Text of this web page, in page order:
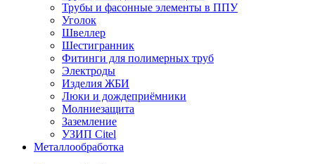
Трубы и фасонные элементы в ППУ
Уголок
Швеллер
Шестигранник
Фитинги для полимерных труб
Электроды
Изделия ЖБИ
Люки и дождеприёмники
Молниезащита
Заземление
УЗИП Citel
Металлообработка